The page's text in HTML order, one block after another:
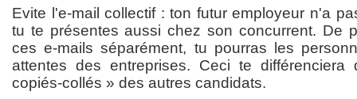
Evite l'e-mail collectif : ton futur employeur n'a
tu te présentes aussi chez son concurrent. De
ces e-mails séparément, tu pourras les
attentes des entreprises. Ceci te
copiés-collés » des autres candidats.